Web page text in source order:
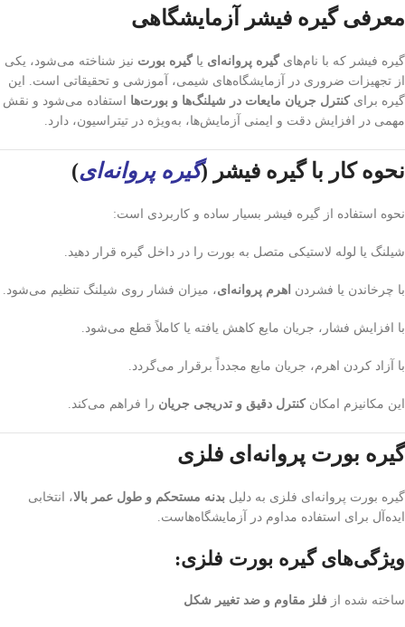
معرفی گیره فیشر آزمایشگاهی
گیره فیشر که با نام‌های گیره پروانه‌ای یا گیره بورت نیز شناخته می‌شود، یکی
از تجهیزات ضروری در آزمایشگاه‌های شیمی، آموزشی و تحقیقاتی است. این
گیره برای کنترل جریان مایعات در شیلنگ‌ها و بورت‌ها استفاده می‌شود و نقش
مهمی در افزایش دقت و ایمنی آزمایش‌ها، به‌ویژه در تیتراسیون، دارد.
نحوه کار با گیره فیشر (گیره پروانه‌ای)
نحوه استفاده از گیره فیشر بسیار ساده و کاربردی است:
شیلنگ یا لوله لاستیکی متصل به بورت را در داخل گیره قرار دهید.
با چرخاندن یا فشردن اهرم پروانه‌ای، میزان فشار روی شیلنگ تنظیم می‌شود.
با افزایش فشار، جریان مایع کاهش یافته یا کاملاً قطع می‌شود.
با آزاد کردن اهرم، جریان مایع مجدداً برقرار می‌گردد.
این مکانیزم امکان کنترل دقیق و تدریجی جریان را فراهم می‌کند.
گیره بورت پروانه‌ای فلزی
گیره بورت پروانه‌ای فلزی به دلیل بدنه مستحکم و طول عمر بالا، انتخابی
ایده‌آل برای استفاده مداوم در آزمایشگاه‌هاست.
ویژگی‌های گیره بورت فلزی:
ساخته شده از فلز مقاوم و ضد تغییر شکل